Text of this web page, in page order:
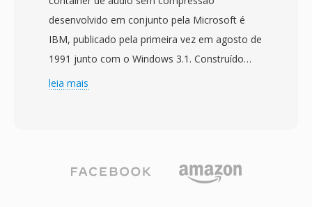
a 8 kHz. A distincao entre assinado é não
assinado importá no decodificador, onde a
interpretação correta determina a
reconstrucao adequada da forma de onda.
Arquivos CVU aparecem em contextos de
sistemas que usam aritmetica não assinada
nativamente, evitando extensão de sinal nos
desenvolvido em conjunto pela Microsoft é
IBM, publicado pela primeira vez em agosto de
1991 junto com o Windows 3.1. Construído
sobre o Resource Interchange File Format
profundidade de bits é contagem de canais.
leia mais